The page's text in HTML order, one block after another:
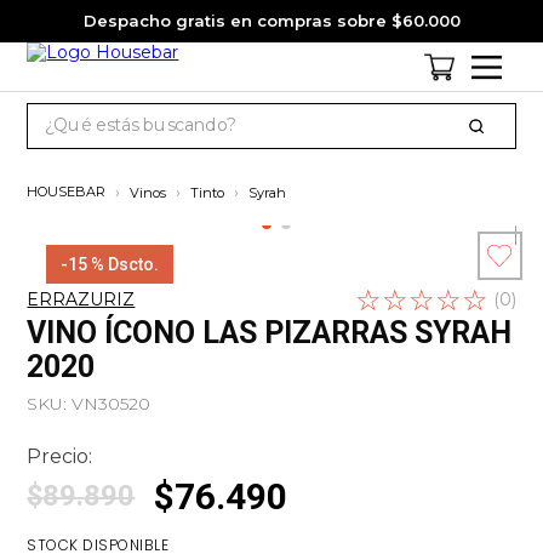
Despacho gratis en compras sobre $60.000
jagermeister
3.
pack
4.
gin
5.
jack daniels
7.
whisky
8 .
ron
Vinos Tinto Syrah
-15 % Dscto.
ERRAZURIZ ☆☆☆☆☆ (0)
Escribe un
comentario
VINO ÍCONO LAS PIZARRAS SYRAH
2020
SKU:VN30520
Precio:
$89.890 $76.490
STOCK DISPONIBLE